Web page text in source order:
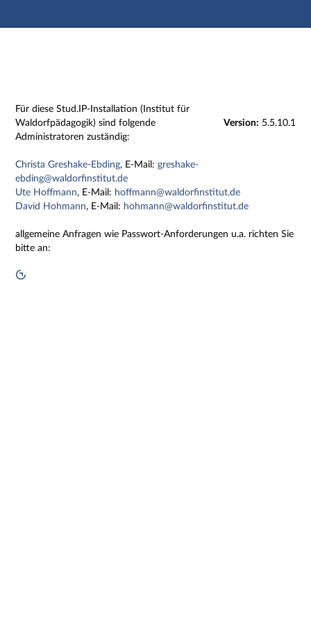
Hauptnavigation
Version: 5.5.10.1
Für diese Stud.IP-Installation (Institut für
Waldorfpädagogik) sind folgende
Administratoren zuständig:
Christa Greshake-Ebding, E-Mail:greshake-
ebding@waldorfinstitut.de
Ute Hoffmann, E-Mail: hoffmann@waldorfinstitut.de
David Hohmann, E-Mail: hohmann@waldorfinstitut.de
allgemeine Anfragen wie Passwort-Anforderungen u.a. richten Sie
bitte an: